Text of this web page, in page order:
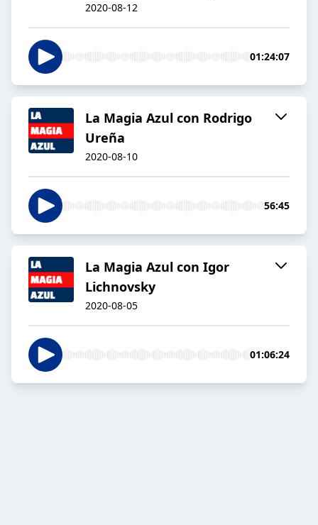
2020-08-12
01:24:07
La Magia Azul con Rodrigo
Ureña
2020-08-10
56:45
La Magia Azul con Igor
Lichnovsky
2020-08-05
01:06:24